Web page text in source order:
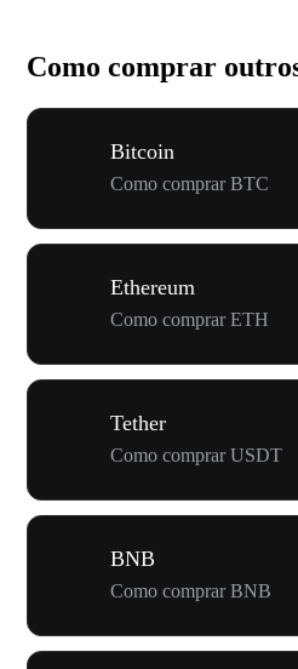
Como comprar
Bitcoin
Como comprar BTC
Ethereum
Como comprar ETH
Tether
Como comprar USDT
BNB
Como comprar BNB